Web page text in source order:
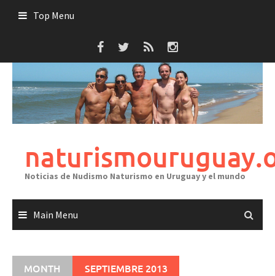
Top Menu
Noticias de Nudismo Naturismo en Uruguay y el mundo
Main Menu
MONTH SEPTIEMBRE 2013